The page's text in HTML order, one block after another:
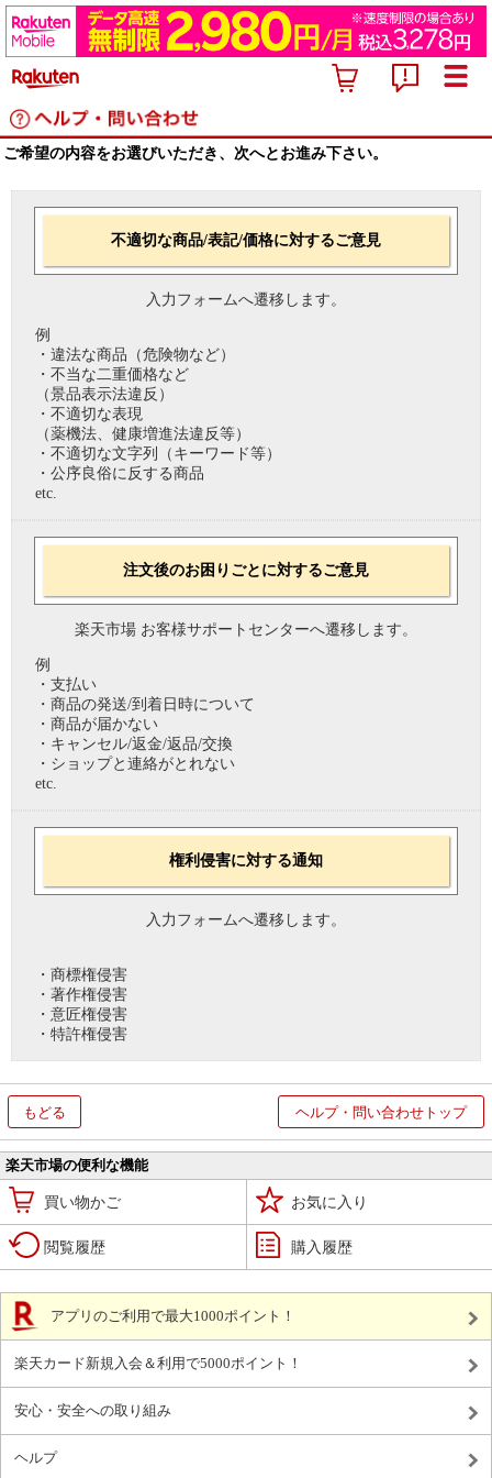
ご希望の内容をお選びいただき、次へとお進み下さい。
不適切な商品/表記/価格に対するご意見
入力フォームへ遷移します。
例
・違法な商品（危険物など）
・不当な二重価格など
（景品表示法違反）
・不適切な表現
（薬機法、健康増進法違反等）
・不適切な文字列（キーワード等）
・公序良俗に反する商品
etc.
注文後のお困りごとに対するご意見
楽天市場 お客様サポートセンターへ遷移します。
例
・支払い
・商品の発送/到着日時について
・商品が届かない
・キャンセル/返金/返品/交換
・ショップと連絡がとれない
etc.
権利侵害に対する通知
入力フォームへ遷移します。
・商標権侵害
・著作権侵害
・意匠権侵害
・特許権侵害
もどる ヘルプ・問い合わせトップ
楽天市場の便利な機能
買い物かご お気に入り
閲覧履歴 購入履歴
アプリのご利用で最大1000ポイント！
楽天カード新規入会＆利用で5000ポイント！
安心・安全への取り組み
ヘルプ